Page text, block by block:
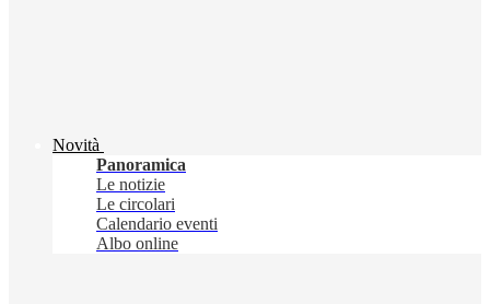
Novità
Panoramica
Le notizie
Le circolari
Calendario eventi
Albo online